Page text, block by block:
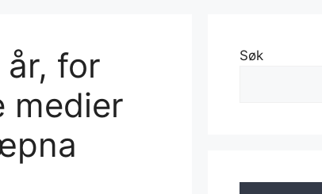
for
medier
Søk